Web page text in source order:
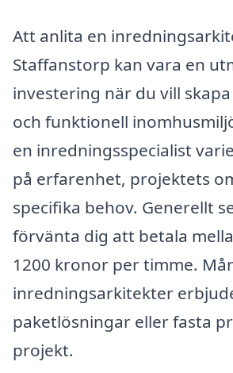
Att anlita en
Staffanstorp kan vara en
investering när du vill
och funktionell
en inredningsspecialist
på erfarenhet, projektets
specifika behov. Generellt
förvänta dig att betala
1200 kronor per timme.
inredningsarkitekter
paketlösningar eller fasta
projekt.